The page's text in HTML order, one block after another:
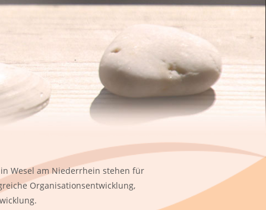
Wesel am Niederrhein stehen für
Organisationsentwicklung,